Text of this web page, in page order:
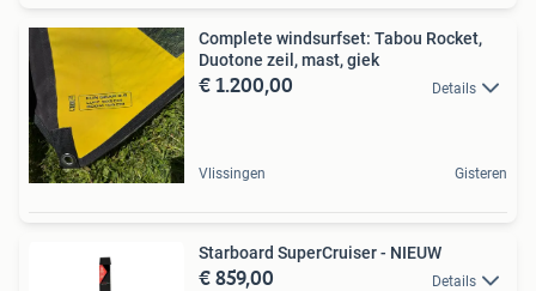
Complete windsurfset: Tabou Rocket,
Duotone zeil, mast, giek
€ 1.200,00 Details
Vlissingen Gisteren
Starboard SuperCruiser - NIEUW
€ 859,00 Details